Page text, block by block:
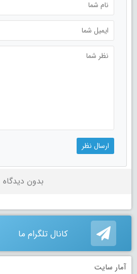
بدون دیدگاه
کانال تلگرام ما
آمار سایت